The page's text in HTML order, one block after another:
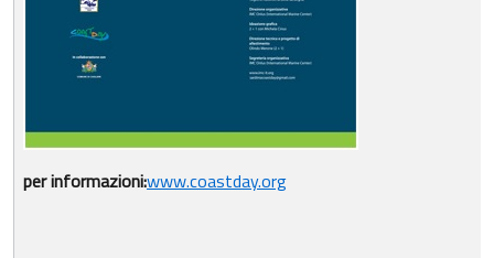
per informazioni:www.coastday.org